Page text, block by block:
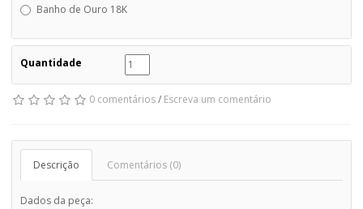
Banho de Ouro 18K
Quantidade
0 comentários/ Escreva um comentário
Descrição Comentários (0)
Dados da peça: